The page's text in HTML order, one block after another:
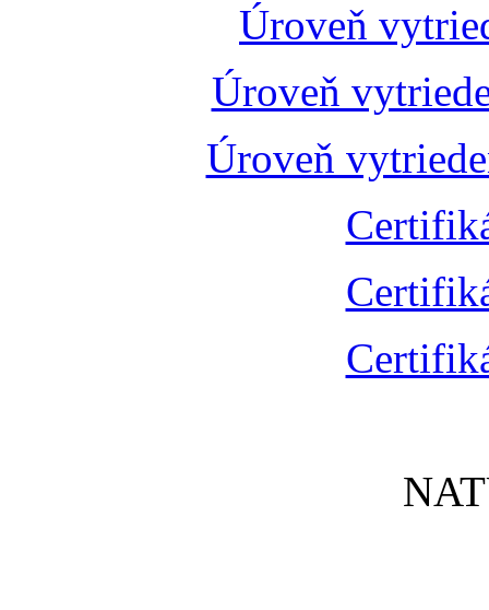
Úroveň
Úroveň
Úroveň